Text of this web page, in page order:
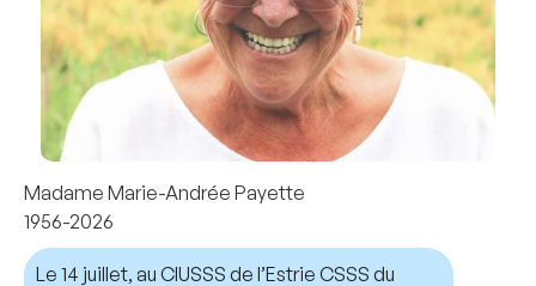
Madame Marie-Andrée Payette
1956-2026
Le 14 juillet, au CIUSSS de l’Estrie CSSS du